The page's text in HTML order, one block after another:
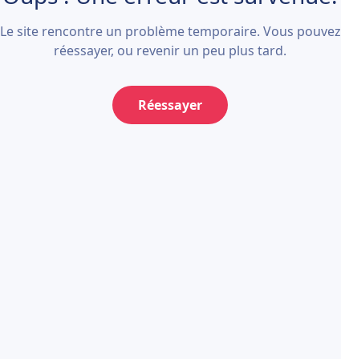
Le site rencontre un problème temporaire. Vous pouvez
réessayer, ou revenir un peu plus tard.
Réessayer